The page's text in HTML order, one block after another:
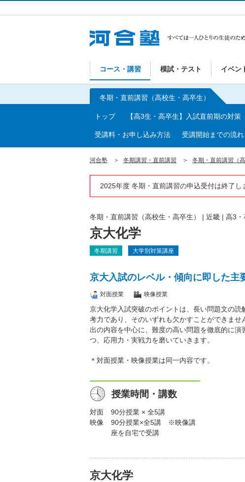
コース・講習 模試・テスト イベン
冬期・直前講習（高校生・高卒生）
トップ 【高3生・高卒生】入試直前期の対策
受講料・お申し込み方法 受講開始までの流れ
河合塾 冬期講習・直前講習 冬期・直前講習（
2025年度 冬期・直前講習の申込受付は終了し
京大化学
冬期・直前講習（高校生・高卒生） | 近畿 | 高3・
冬期講習 大学別対策講座
京大入試のレベル・傾向に即した主
対面授業 映像授業
京大化学入試突破のポイントは、長い問題文の
考力であり、そのいずれも欠かすことができま
出の内容を中心に、難度の高い問題を徹底的に
つ、応用力・実戦力を磨いていきます。
＊対面授業・映像授業は同一内容です。
授業時間・講数
対面
90分授業 × 全5講
映像
90分授業×全5講 ※映像講
座を自宅で受講
京大化学